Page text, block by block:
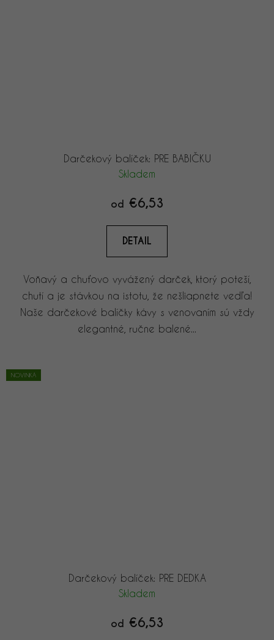
Darčekový balíček: PRE BABIČKU
Skladem
od €6,53
DETAIL
Voňavý a chuťovo vyvážený darček, ktorý poteší,
chutí a je stávkou na istotu, že nešliapnete vedľa!
Naše darčekové balíčky kávy s venovaním sú vždy
elegantné, ručne balené...
NOVINKA
Darčekový balíček: PRE DEDKA
Skladem
od €6,53